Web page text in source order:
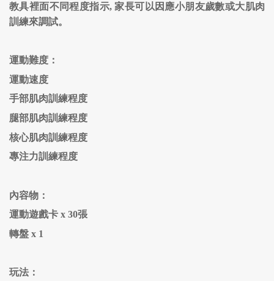
教具裡面不同程度指示, 家長可以因應小朋友歲數或大肌肉
訓練來調試。
運動難度：
運動速度
手部肌肉訓練程度
腿部肌肉訓練程度
核心肌肉訓練程度
專注力訓練程度
內容物：
運動遊戲卡 x 30張
轉盤 x 1
玩法：